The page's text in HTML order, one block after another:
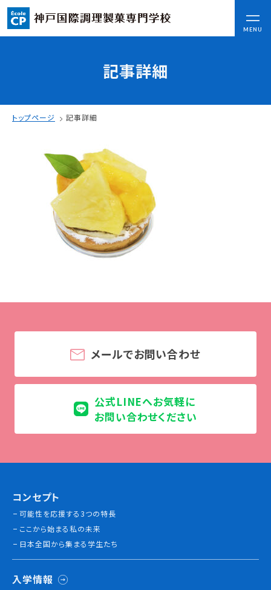
MENU
CLOSE
ここから始まる私の未来
入学情報
指定校推薦入試
学費・奨学金
本校独自の学費サポート制度
住まいサポート
資格・就職
資格について
就職について
インターンシップ
記事詳細
トップページ 記事詳細
メールでお問い合わせ
公式LINEへお気軽に
お問い合わせください
コンセプト
可能性を応援する3つの特長
ここから始まる私の未来
日本全国から集まる学生たち
入学情報